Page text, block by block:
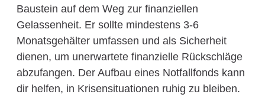
Baustein auf dem Weg zur finanziellen
Gelassenheit. Er sollte mindestens 3-6
Monatsgehälter umfassen und als Sicherheit
dienen, um unerwartete finanzielle Rückschläge
abzufangen. Der Aufbau eines Notfallfonds kann
dir helfen, in Krisensituationen ruhig zu bleiben.